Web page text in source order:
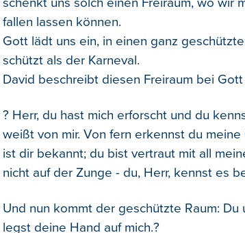
fallen lassen können.
Gott lädt uns ein, in einen ganz
schützt als der Karneval.
David beschreibt diesen Freiraum bei
? Herr, du hast mich erforscht und du
weißt von mir. Von fern erkennst du
ist dir bekannt; du bist vertraut mit all
nicht auf der Zunge - du, Herr, kennst es
Und nun kommt der geschützte Raum:
legst deine Hand auf mich.?